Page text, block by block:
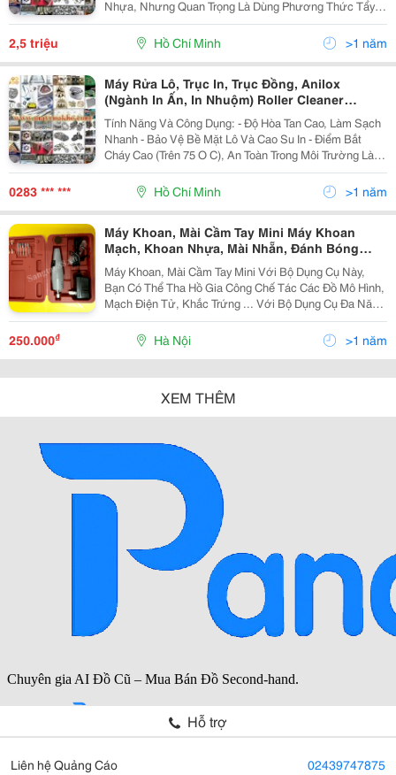
Nhựa, Nhưng Quan Trọng Là Dùng Phương Thức Tẩy
Rửa Nào Thích Hợp Nhất, Loại Máy Nào Tiết Kiệm Tiêu
Hao, Hiệu Quả Nhất? -Chúng Tôi Có Các Loại Máy
Chuyên L
2,5 triệu Hồ Chí Minh >1 năm
Máy Rửa Lô, Trục In, Trục Đồng, Anilox
(Ngành In Ấn, In Nhuộm) Roller Cleaner
Vietnam
Tính Năng Và Công Dụng: - Độ Hòa Tan Cao, Làm Sạch
Nhanh - Bảo Vệ Bề Mặt Lô Và Cao Su In - Điểm Bắt
Cháy Cao (Trên 75 O C), An Toàn Trong Môi Trường Làm
Việc, Dễ Vận Chuyển Và Dự Trữ - Thích Hợp Với Máy In
Tốc Độ Cao - Không Có Mùi Khó
0283 *** *** Hồ Chí Minh >1 năm
Máy Khoan, Mài Cầm Tay Mini Máy Khoan
Mạch, Khoan Nhựa, Mài Nhẵn, Đánh Bóng
Mini
Máy Khoan, Mài Cầm Tay Mini Với Bộ Dụng Cụ Này,
Bạn Có Thể Tha Hồ Gia Công Chế Tác Các Đồ Mô Hình,
Mạch Điện Tử, Khắc Trứng ... Với Bộ Dụng Cụ Đa Năng
Bao Gồm: Bộ 5 Mũi Khoan Các Cỡ Từ 0.5 - 3Mm Kèm
250.000₫ Hà Nội >1 năm
XEM THÊM
Hỗ trợ
Liên hệ Quảng Cáo 02439747875